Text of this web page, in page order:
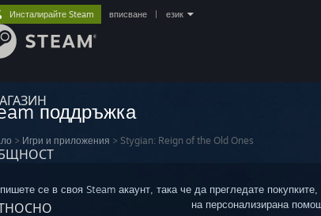
Инсталирайте Steam вписване език
поддръжка
> Игри и приложения > Stygian: Reign of the Old Ones
се в своя Steam акаунт, така че да прегледате
на персонализирана